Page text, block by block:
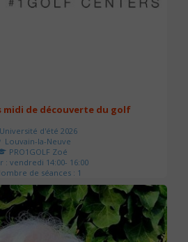
midi de découverte du golf
Université d'été 2026
Louvain-la-Neuve
PRO1GOLF Zoé
: vendredi 14:00- 16:00
de séances : 1
45 €